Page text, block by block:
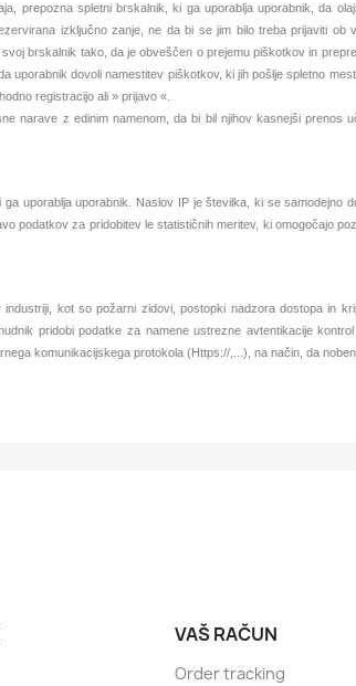
prepozna spletni brskalnik, ki ga uporablja uporabnik, da
izključno zanje, ne da bi se jim bilo treba prijaviti
brskalnik tako, da je obveščen o prejemu piškotkov in
dovoli namestitev piškotkov, ki jih pošlje spletno
registracijo ali » prijavo «.
narave z edinim namenom, da bi bil njihov kasnejši prenos
uporablja uporabnik. Naslov IP je številka, ki se
podatkov za pridobitev le statističnih meritev, ki omogočajo
kot so požarni zidovi, postopki nadzora dostopa in
pridobi podatke za namene ustrezne avtentikacije
komunikacijskega protokola (Https://,...), na način, da
VAŠ RAČUN
Order tracking